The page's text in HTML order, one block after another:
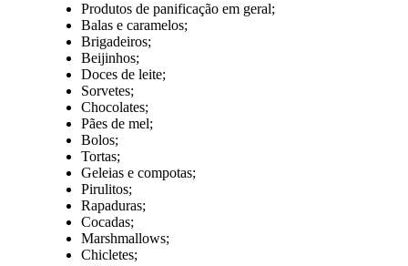
Produtos de panificação em geral;
Balas e caramelos;
Brigadeiros;
Beijinhos;
Doces de leite;
Sorvetes;
Chocolates;
Pães de mel;
Bolos;
Tortas;
Geleias e compotas;
Pirulitos;
Rapaduras;
Cocadas;
Marshmallows;
Chicletes;